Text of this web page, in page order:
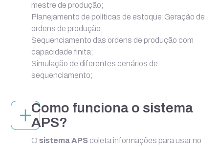
mestre de produção;
Planejamento de políticas de estoque;Geração de
ordens de produção;
Sequenciamento das ordens de produção com
capacidade finita;
Simulação de diferentes cenários de
sequenciamento;
Como funciona o sistema
APS?
Osistema APS coleta informações para usar no